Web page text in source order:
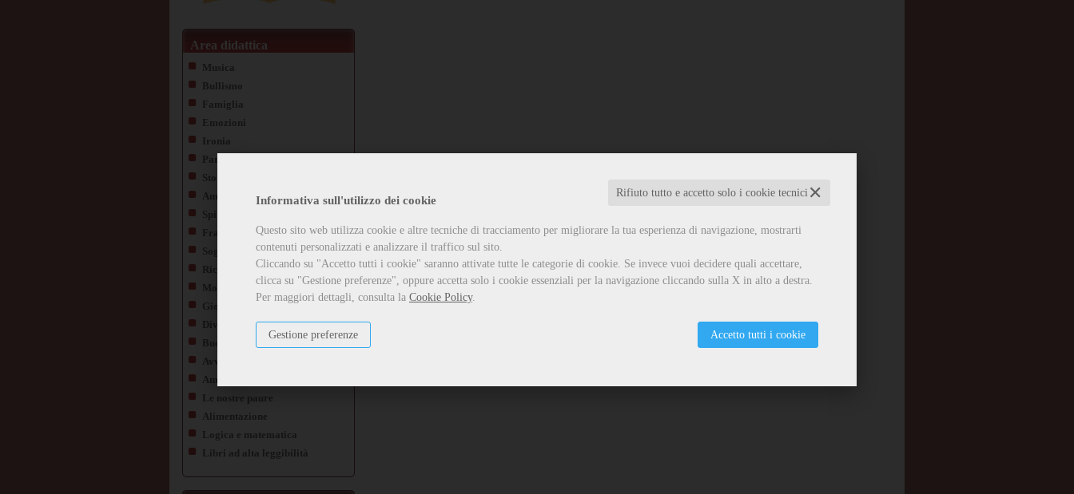
Informativa sull'utilizzo dei cookie ✕
Rifiuto tutto e accetto solo i cookie tecnici
Questo sito web utilizza cookie e altre tecniche di tracciamento per migliorare la tua esperienza di navigazione, mostrarti
contenuti personalizzati e analizzare il traffico sul sito.
Cliccando su "Accetto tutti i cookie" saranno attivate tutte le categorie di cookie. Se invece vuoi decidere quali accettare,
clicca su "Gestione preferenze", oppure accetta solo i cookie essenziali per la navigazione cliccando sulla X in alto a destra.
Per maggiori dettagli, consulta la Cookie Policy.
Accetto tutti i cookie
Gestione preferenze
Area didattica
Musica
Bullismo
Famiglia
Emozioni
Ironia
Parodie
Storia e Geografia
Ambiente ed Ecologia
Spiritualità
Fragilità e malattia
Sogni da realizzare
Ricordi e Tradizioni
Morte e Perdita
Gioco e imparo
Diversità
Buona educazione e Rispetto
Avventure e Scoperte
Amore e Amicizia
Le nostre paure
Alimentazione
Logica e matematica
Libri ad alta leggibilità
CHIUSURA ESTIVA
Vi informiamo che la casa editrice resterà chiusa dal 7 agosto al 24 agosto.
Tutti gli ordini ricevuti in tali giorni verranno evasi a partire dal 26 agosto.
Per qualsiasi necessità potete scrivere un'email all'indirizzo
info@edizioniilciliegio.com, vi risponderemo il prima possibile.